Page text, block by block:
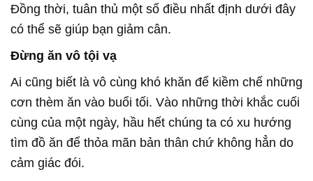
Đồng thời, tuân thủ một số điều nhất định dưới đây
có thể sẽ giúp bạn giảm cân.
Đừng ăn vô tội vạ
Ai cũng biết là vô cùng khó khăn để kiềm chế những
cơn thèm ăn vào buổi tối. Vào những thời khắc cuối
cùng của một ngày, hầu hết chúng ta có xu hướng
tìm đồ ăn để thỏa mãn bản thân chứ không hẳn do
cảm giác đói.